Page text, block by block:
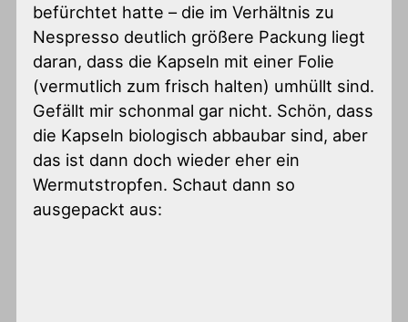
befürchtet hatte – die im Verhältnis zu
Nespresso deutlich größere Packung liegt
daran, dass die Kapseln mit einer Folie
(vermutlich zum frisch halten) umhüllt sind.
Gefällt mir schonmal gar nicht. Schön, dass
die Kapseln biologisch abbaubar sind, aber
das ist dann doch wieder eher ein
Wermutstropfen. Schaut dann so
ausgepackt aus: